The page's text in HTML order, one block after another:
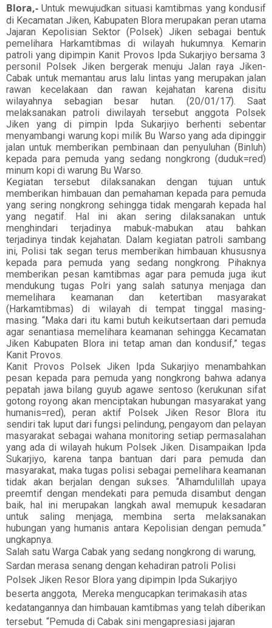
Blora,- Untuk mewujudkan situasi kamtibmas yang kondusif
di Kecamatan Jiken, Kabupaten Blora merupakan peran utama
Jajaran Kepolisian Sektor (Polsek) Jiken sebagai bentuk
pemelihara Harkamtibmas di wilayah hukumnya. Kemarin
patroli yang dipimpin Kanit Provos Ipda Sukarjiyo bersama 3
personil Polsek Jiken bergerak menuju Jalan raya Jiken-
Cabak untuk memantau arus lalu lintas yang merupakan jalan
rawan kecelakaan dan rawan kejahatan karena disitu
wilayahnya sebagian besar hutan. (20/01/17). Saat
melaksanakan patroli diwilayah tersebut anggota Polsek
Jiken yang di pimpin Ipda Sukarjiyo berhenti sebentar
menyambangi warung kopi milik Bu Warso yang ada dipinggir
jalan untuk memberikan pembinaan dan penyuluhan (Binluh)
kepada para pemuda yang sedang nongkrong (duduk=red)
minum kopi di warung Bu Warso.
Kegiatan tersebut dilaksanakan dengan tujuan untuk
memberikan himbauan dan pemahaman kepada para pemuda
yang sering nongkrong sehingga tidak mengarah kepada hal
yang negatif. Hal ini akan sering dilaksanakan untuk
menghindari terjadinya mabuk-mabukan atau bahkan
terjadinya tindak kejahatan. Dalam kegiatan patroli sambang
ini, Polisi tak segan terus memberikan himbauan khususnya
kepada para pemuda yang sedang nongkrong. Pihaknya
memberikan pesan kamtibmas agar para pemuda juga ikut
mendukung tugas Polri yang salah satunya menjaga dan
memelihara keamanan dan ketertiban masyarakat
(Harkamtibmas) di wilayah di tempat tinggal masing-
masing. “Maka dari itu kami butuh keikutsertaan dari pemuda
agar senantiasa memelihara keamanan sehingga Kecamatan
Jiken Kabupaten Blora ini tetap aman dan kondusif,” tegas
Kanit Provos.
Kanit Provos Polsek Jiken Ipda Sukarjiyo menambahkan
pesan kepada para pemuda yang nongkrong bahwa adanya
pepatah jawa bilang guyub agawe sentoso (kerukunan sifat
gotong royong akan menciptakan hubungan masyarakat yang
humanis=red), peran aktif Polsek Jiken Resor Blora itu
sendiri tak luput dari fungsi pelindung, pengayom dan pelayan
masyarakat sebagai wahana monitoring setiap permasalahan
yang ada di wilayah hukum Polsek Jiken. Disampaikan Ipda
Sukarjiyo, karena tanpa bantuan dari para pemuda dan
masyarakat, maka tugas polisi sebagai pemelihara keamanan
tidak akan berjalan dengan sukses. “Alhamdulillah upaya
preemtif dengan mendekati para pemuda disambut dengan
baik, hal ini merupakan langkah awal memupuk kesadaran
untuk saling menjaga, membina serta melaksanakan
hubungan yang humanis antara Kepolisian dengan pemuda.”
ungkapnya.
Salah satu Warga Cabak yang sedang nongkrong di warung,
Sardan merasa senang dengan kehadiran patroli Polisi
Polsek Jiken Resor Blora yang dipimpin Ipda Sukarjiyo
beserta anggota, Mereka mengucapkan terimakasih atas
kedatangannya dan himbauan kamtibmas yang telah diberikan
tersebut. “Pemuda di Cabak sini mengapresiasi jajaran